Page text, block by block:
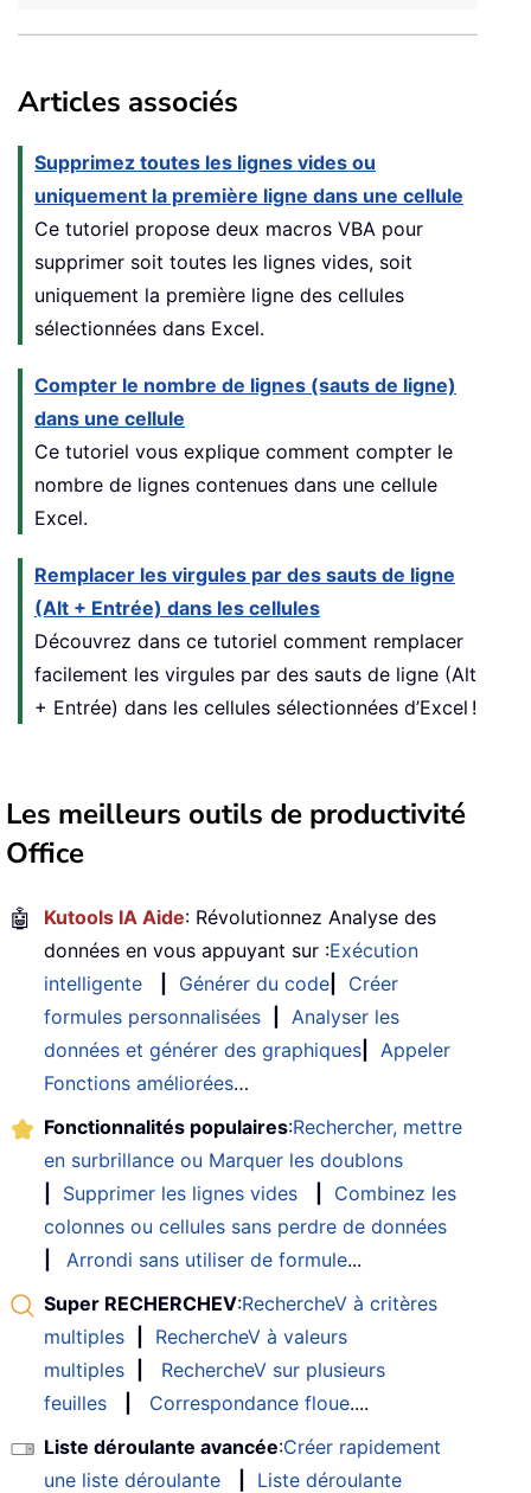
Articles associés
Supprimez toutes les lignes vides ou
uniquement la première ligne dans une cellule
Ce tutoriel propose deux macros VBA pour
supprimer soit toutes les lignes vides, soit
uniquement la première ligne des cellules
sélectionnées dans Excel.
Compter le nombre de lignes (sauts de ligne)
dans une cellule
Ce tutoriel vous explique comment compter le
nombre de lignes contenues dans une cellule
Excel.
Remplacer les virgules par des sauts de ligne
(Alt + Entrée) dans les cellules
Découvrez dans ce tutoriel comment remplacer
facilement les virgules par des sauts de ligne (Alt
+ Entrée) dans les cellules sélectionnées d’Excel !
Les meilleurs outils de productivité
Office
🤖 Kutools IA Aide: Révolutionnez Analyse des
données en vous appuyant sur :Exécution
intelligente
Générer du code
Créer
formules personnalisées
Analyser les
données et générer des graphiques
Appeler
Fonctions améliorées…
Fonctionnalités populaires:Rechercher, mettre
en surbrillance ou Marquer les doublons
Supprimer les lignes vides
Combinez les
colonnes ou cellules sans perdre de données
Arrondi sans utiliser de formule...
Super RECHERCHEV:RechercheV à critères
multiples
RechercheV à valeurs
multiples
RechercheV sur plusieurs
feuilles
Correspondance floue....
Liste déroulante avancée:Créer rapidement
une liste déroulante
Liste déroulante